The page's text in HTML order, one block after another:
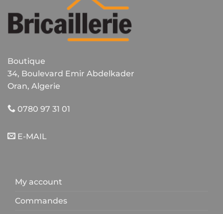
Boutique
34, Boulevard Emir Abdelkader
Oran, Algerie
0780 97 31 01
E-MAIL
My account
Commandes